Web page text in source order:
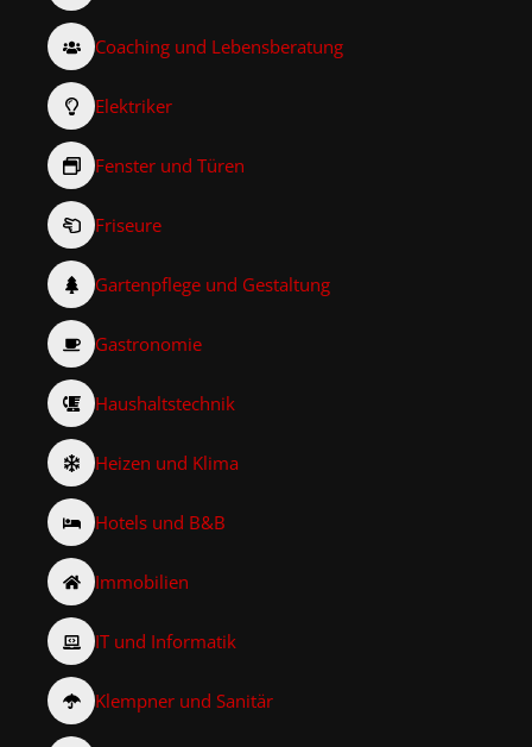
Coaching und Lebensberatung
Elektriker
Fenster und Türen
Friseure
Gartenpflege und Gestaltung
Gastronomie
Haushaltstechnik
Heizen und Klima
Hotels und B&B
Immobilien
IT und Informatik
Klempner und Sanitär